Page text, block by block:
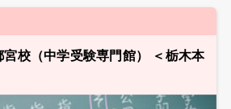
校（中学受験専門館） ＜栃木本